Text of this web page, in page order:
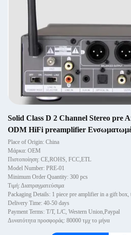
Solid Class D 2 Channel Stereo pre
ODM HiFi preamplifier
Place of Origin: China
Μάρκα: OEM
Πιστοποίηση: CE,ROHS, FCC,ETL
Model Number: PRE-01
Minimum Order Quantity: 300 pcs
Τιμή: Διαπραγματεύσιμα
Packaging Details: 1 piece pre amplifier in a gift box,
Delivery Time: 40-50 days
Payment Terms: T/T, L/C, Western Union,Paypal
Δυνατότητα προσφοράς: 80000 τμχ το μήνα